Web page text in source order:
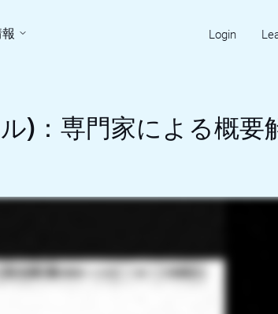
Login
)：専門家による概要